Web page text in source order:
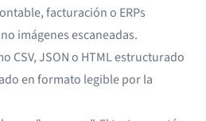
facturación o ERPs
imágenes escaneadas.
CSV, JSON o HTML estructurado
en formato legible por la